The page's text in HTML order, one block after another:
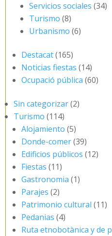
Servicios sociales (34)
Turismo (8)
Urbanismo (6)
Destacat(165)
Noticias fiestas (14)
Ocupació pública (60)
Sin categorizar(2)
Turismo (114)
Alojamiento (5)
Donde-comer(39)
Edificios públicos (12)
Fiestas (11)
Gastronomia (1)
Parajes (2)
Patrimonio cultural (11)
Pedanias (4)
Ruta etnobotànica y de